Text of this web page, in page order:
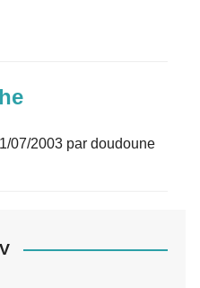
07/2003 par doudoune